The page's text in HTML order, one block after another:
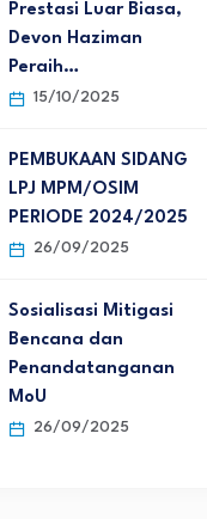
Prestasi Luar Biasa,
Devon Haziman
Peraih…
15/10/2025
PEMBUKAAN SIDANG
LPJ MPM/OSIM
PERIODE 2024/2025
26/09/2025
Sosialisasi Mitigasi
Bencana dan
Penandatanganan
MoU
26/09/2025